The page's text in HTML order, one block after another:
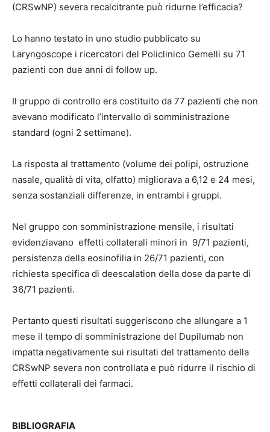
(CRSwNP) severa recalcitrante può ridurne l’efficacia?
Lo hanno testato in uno studio pubblicato su
Laryngoscope i ricercatori del Policlinico Gemelli su 71
pazienti con due anni di follow up.
Il gruppo di controllo era costituito da 77 pazienti che non
avevano modificato l’intervallo di somministrazione
standard (ogni 2 settimane).
La risposta al trattamento (volume dei polipi, ostruzione
nasale, qualità di vita, olfatto) migliorava a 6,12 e 24 mesi,
senza sostanziali differenze, in entrambi i gruppi.
Nel gruppo con somministrazione mensile, i risultati
evidenziavano effetti collaterali minori in 9/71 pazienti,
persistenza della eosinofilia in 26/71 pazienti, con
richiesta specifica di deescalation della dose da parte di
36/71 pazienti.
Pertanto questi risultati suggeriscono che allungare a 1
mese il tempo di somministrazione del Dupilumab non
impatta negativamente sui risultati del trattamento della
CRSwNP severa non controllata e può ridurre il rischio di
effetti collaterali dei farmaci.
BIBLIOGRAFIA